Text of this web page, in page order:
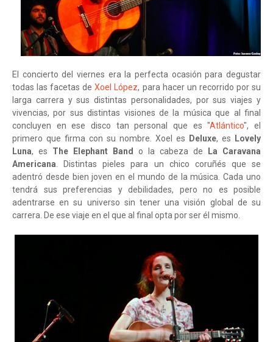
El concierto del viernes era la perfecta ocasión para degustar
todas las facetas deXoel López, para hacer un recorrido por su
larga carrera y sus distintas personalidades, por sus viajes y
vivencias, por sus distintas visiones de la música que al final
concluyen en ese disco tan personal que es "Atlántico", el
primero que firma con su nombre. Xoel es
Deluxe, es
Lovely
Luna, es The Elephant Band o la cabeza de
La Caravana
Americana. Distintas pieles para un chico coruñés que se
adentró desde bien joven en el mundo de la música. Cada uno
tendrá sus preferencias y debilidades, pero no es posible
adentrarse en su universo sin tener una visión global de su
carrera. De ese viaje en el que al final opta por ser él mismo.